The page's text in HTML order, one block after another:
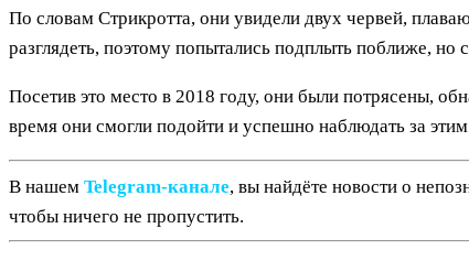
По словам Стрикротта, они увидели двух червей,
разглядеть, поэтому попытались подплыть поближе, но
Посетив это место в 2018 году, они были потрясены,
время они смогли подойти и успешно наблюдать за
В нашем Telegram‑канале, вы найдёте новости о
чтобы ничего не пропустить.